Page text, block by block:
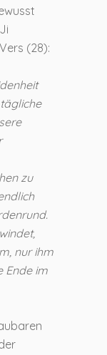
(28):
zu
nur ihm
Ende im